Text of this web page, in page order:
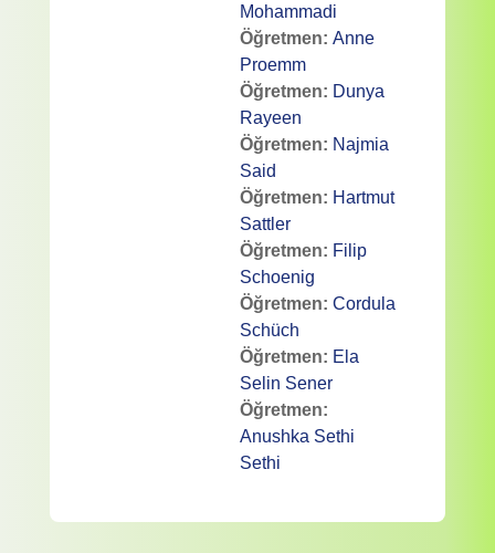
Mohammadi
Öğretmen: Anne
Proemm
Öğretmen: Dunya
Rayeen
Öğretmen: Najmia
Said
Öğretmen: Hartmut
Sattler
Öğretmen: Filip
Schoenig
Öğretmen: Cordula
Schüch
Öğretmen: Ela
Selin Sener
Öğretmen:
Anushka Sethi
Sethi